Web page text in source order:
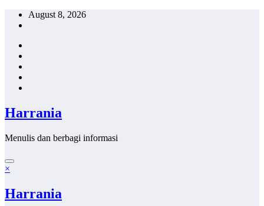
Skip
August 8, 2026
Harrania
Menulis dan berbagi informasi
×
Harrania